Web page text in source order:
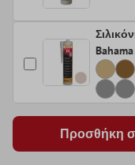
Προσθήκη